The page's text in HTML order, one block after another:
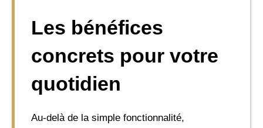
Les bénéfices
concrets pour votre
quotidien
Au-delà de la simple fonctionnalité,